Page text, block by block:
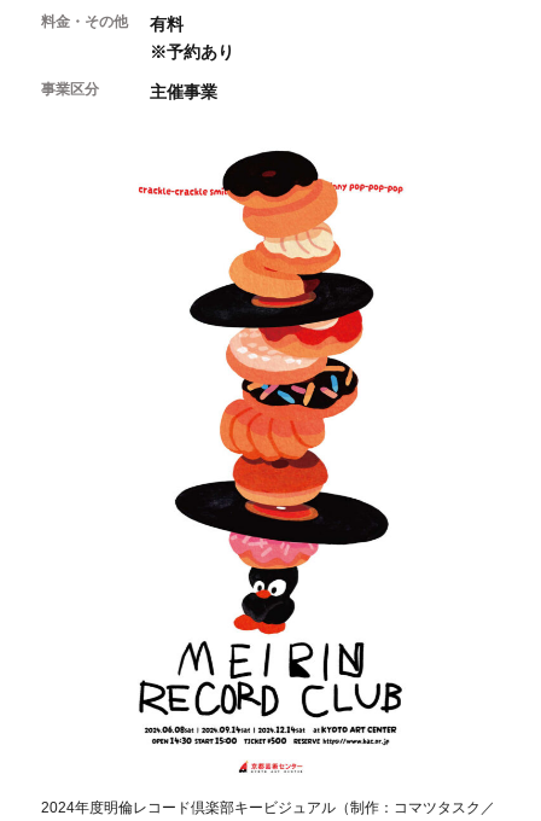
よくあるご質問
取材／視察・見学／撮影
センターのプログラム・事業
制作室について
制作室の使用方法・募集要項
KACサポーター
京都芸術センターについて
京都芸術センターってどんなところ？
概要・理念・運営体制
サイトポリシー&プライバシーポリシー
料金・その他
有料
※予約あり
事業区分 主催事業
2024年度明倫レコード倶楽部キービジュアル（制作：コマツタスク／